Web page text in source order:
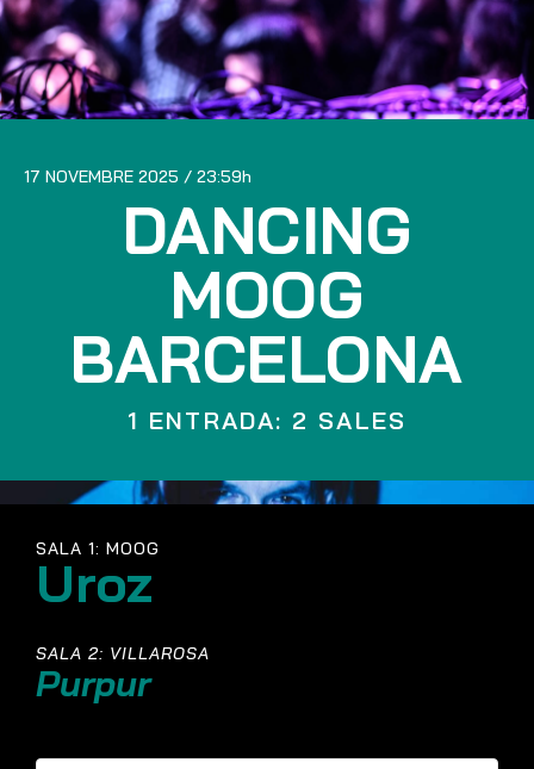
17 NOVEMBRE 2025 23:59
DANCING
MOOG
BARCELONA
1 ENTRADA: 2 SALES
SALA 1: MOOG
Uroz
SALA 2: VILLAROSA
Purpur